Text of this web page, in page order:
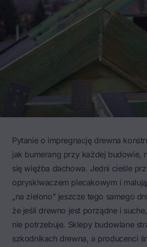
Pytanie o impregnację drewna
jak bumerang przy każdej budowie,
się więźba dachowa. Jedni cieśle
opryskiwaczem plecakowym i
„na zielono" jeszcze tego samego
że jeśli drewno jest porządne i
nie potrzebuje. Sklepy budowlane
szkodnikach drewna, a producenci